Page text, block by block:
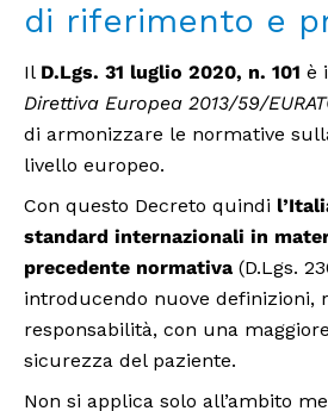
di riferimento e
Il D.Lgs. 31 luglio 2020, n. 101 è
Direttiva Europea 2013/59/
di armonizzare le normative
livello europeo.
Con questo Decreto quindi
standard internazionali in
precedente normativa (D.Lgs.
introducendo nuove definizioni,
responsabilità, con una
sicurezza del paziente.
Non si applica solo all’ambito